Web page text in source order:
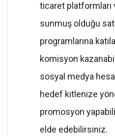
ticaret platformları
sunmuş olduğu
programlarına
komisyon
sosyal medya
hedef kitlenize
promosyon
elde edebilirsiniz.